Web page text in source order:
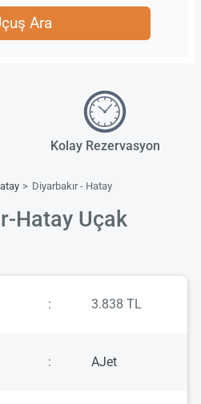
Ara
Kolay Rezervasyon
Diyarbakır - Hatay
Hatay Uçak
: 3.838 TL
: AJet